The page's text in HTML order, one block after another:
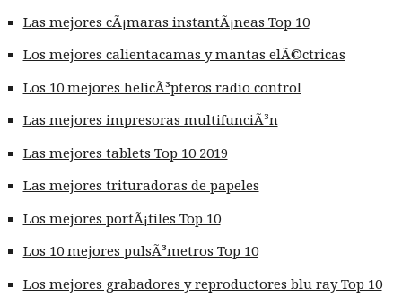
Las mejores cÃ¡maras instantÃ¡neas Top 10
Los mejores calientacamas y mantas elÃ©ctricas
Los 10 mejores helicÃ³pteros radio control
Las mejores impresoras multifunciÃ³n
Las mejores tablets Top 10 2019
Las mejores trituradoras de papeles
Los mejores portÃ¡tiles Top 10
Los 10 mejores pulsÃ³metros Top 10
Los mejores grabadores y reproductores blu ray Top 10